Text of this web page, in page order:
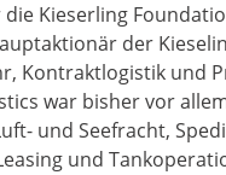
die Kieserling
der
Kontraktlogistik und
war bisher vor
und Seefracht,
und